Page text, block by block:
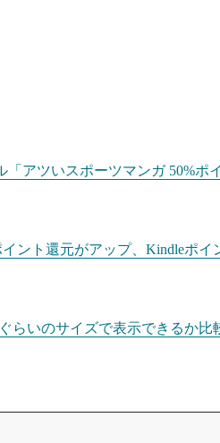
「アツいスポーツマンガ 50%ポ
ント還元がアップ、Kindleポイ
らいのサイズで表示できるか比